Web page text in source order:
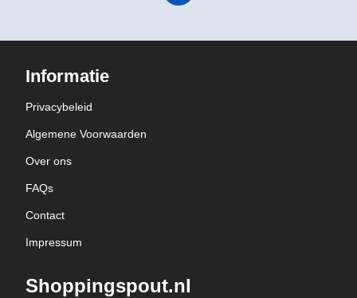
Informatie
Privacybeleid
Algemene Voorwaarden
Over ons
FAQs
Contact
Impressum
Shoppingspout.nl